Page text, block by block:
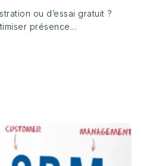
ou d’essai gratuit ?
présence...